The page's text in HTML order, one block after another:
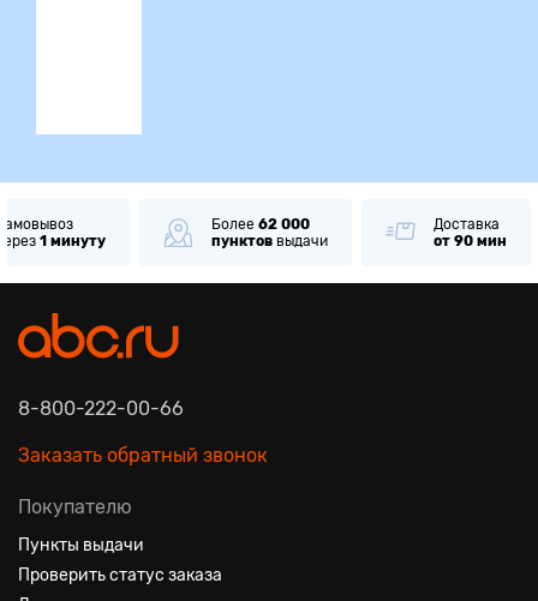
1 минуту
Более 62 000
пунктов выдачи
Доставка
от 90 мин
8-800-222-00-66
Заказать обратный звонок
Покупателю
Пункты выдачи
Проверить статус заказа